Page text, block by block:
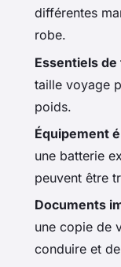
différentes
robe.
Essentiels
taille voyage
poids.
Équipement
une batterie
peuvent être
Documents
une copie de
conduire et